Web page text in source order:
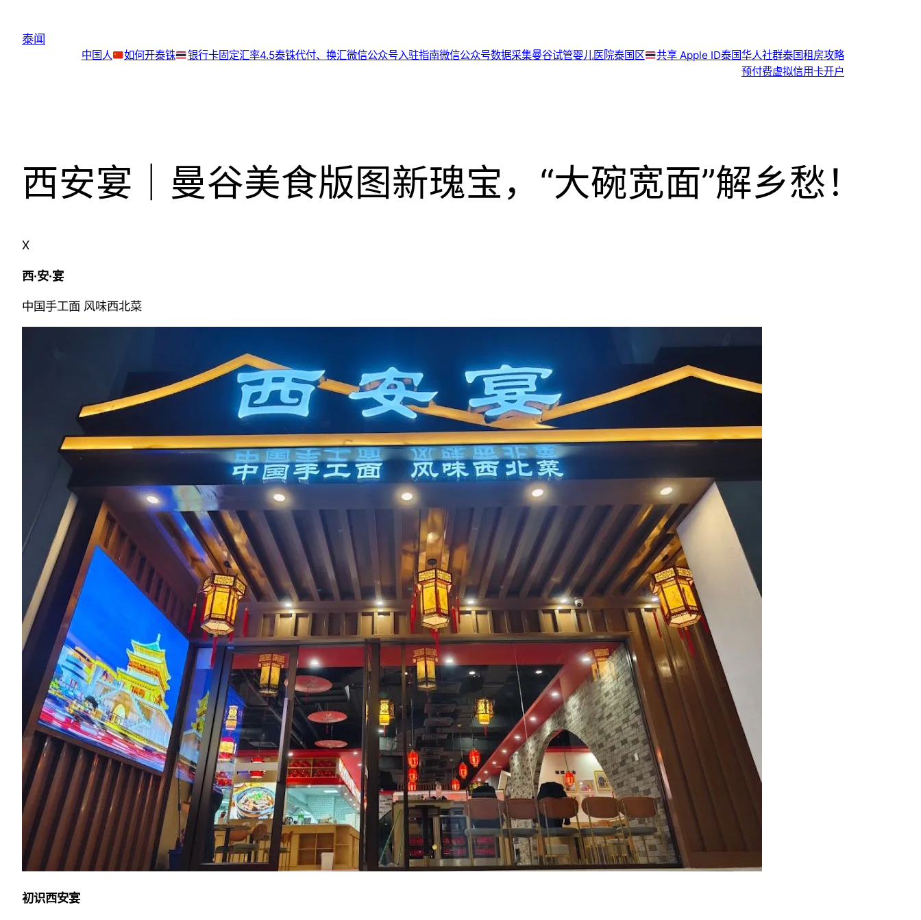
泰闻
中国人 如何开泰铢 银行卡固定汇率4.5泰铢代付、换汇微信公众号入驻指南微信公众号数据采集曼谷试管婴儿医院泰国区 共享 Apple ID泰国华人社群泰国租房攻略
预付费虚拟信用卡开户
西安宴｜曼谷美食版图新瑰宝，“大碗宽面”解乡愁！
X
西·安·宴
中国手工面 风味西北菜
初识西安宴